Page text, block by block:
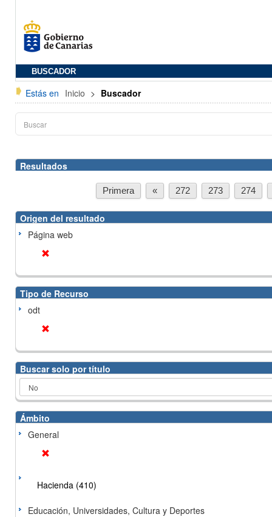
BUSCADOR
Estás en Inicio > Buscador
Resultados
Primera « 272 273 274
Origen del resultado
Página web
Tipo de Recurso
odt
Buscar solo por título
Ámbito
General
Hacienda (410)
Educación, Universidades, Cultura y Deportes